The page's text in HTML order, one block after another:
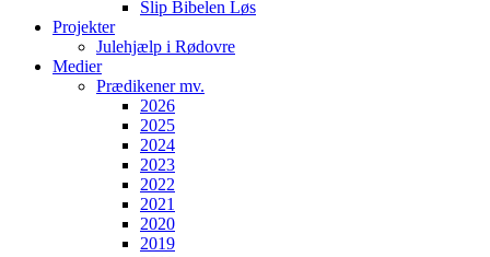
Slip Bibelen Løs
Projekter
Julehjælp i Rødovre
Medier
Prædikener mv.
2026
2025
2024
2023
2022
2021
2020
2019